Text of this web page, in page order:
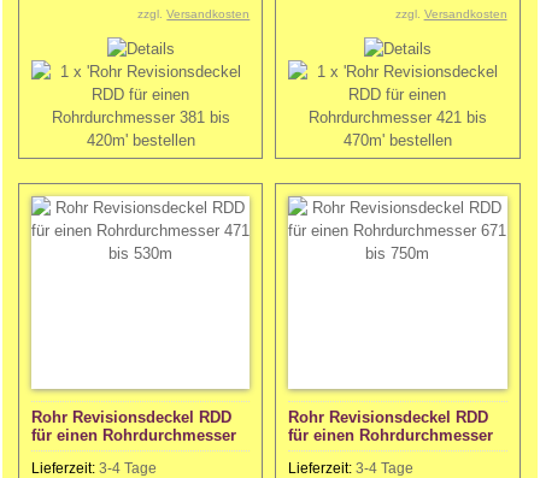
zzgl.Versandkosten
zzgl. Versandkosten
Rohr Revisionsdeckel RDD
für einen Rohrdurchmesser
471 bis 530m
Lieferzeit: 3-4 Tage
Rohr Revisionsdeckel RDD
für einen Rohrdurchmesser
671 bis 750m
Lieferzeit:3-4 Tage